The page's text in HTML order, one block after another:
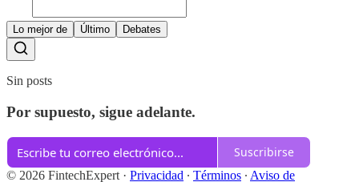
Lo mejor de Último Debates
Sin posts
Por supuesto, sigue adelante.
Suscribirse
© 2026 FintechExpert · Privacidad ∙ Términos ∙ Aviso de